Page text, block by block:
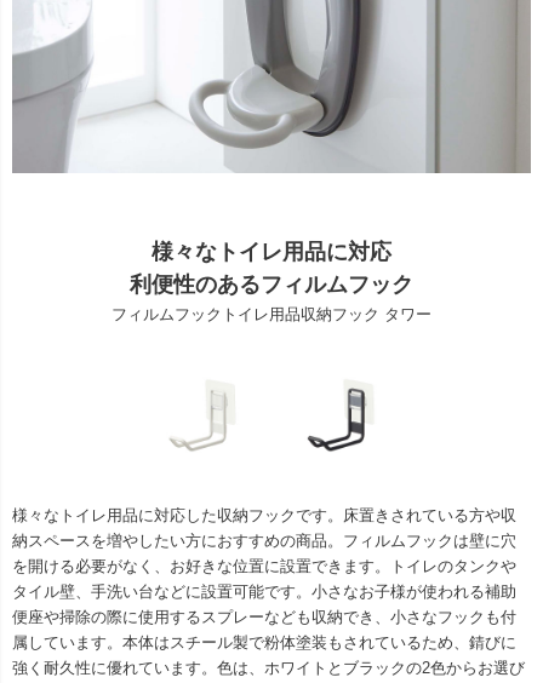
様々なトイレ用品に対応
利便性のあるフィルムフック
フィルムフックトイレ用品収納フック タワー
様々なトイレ用品に対応した収納フックです。床置きされている方や収
納スペースを増やしたい方におすすめの商品。フィルムフックは壁に穴
を開ける必要がなく、お好きな位置に設置できます。トイレのタンクや
タイル壁、手洗い台などに設置可能です。小さなお子様が使われる補助
便座や掃除の際に使用するスプレーなども収納でき、小さなフックも付
属しています。本体はスチール製で粉体塗装もされているため、錆びに
強く耐久性に優れています。色は、ホワイトとブラックの2色からお選び